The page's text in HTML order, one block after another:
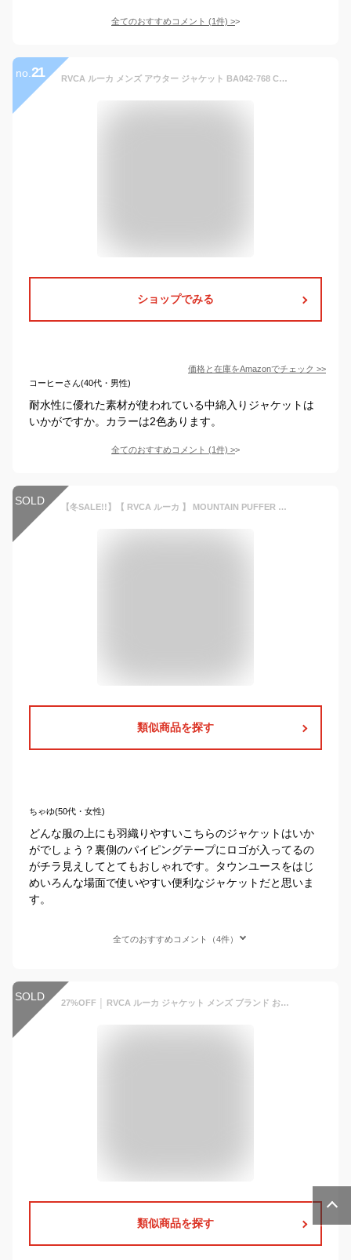
全てのおすすめコメント (1件) >
no. 21 RVCA ルーカ メンズ アウター ジャケット BA042-768 CAM L
ショップでみる
価格と在庫をAmazonでチェック >>
コーヒーさん(40代・男性)
耐水性に優れた素材が使われている中綿入りジャケットは
いかがですか。カラーは2色あります。
全てのおすすめコメント (1件) >
SOLD 【冬SALE!!】【 RVCA ルーカ 】 MOUNTAIN PUFFER JACKET 中綿 ジャケット BA042-762 / rvca アウター ルーカ ジャケット メンズ パーカー 中綿ジャケット 暖かい アウター 秋冬 トップス ロゴ テープ アウトドア ストリート カジュアル 20AW
類似商品を探す
ちゃゆ(50代・女性)
どんな服の上にも羽織りやすいこちらのジャケットはいか
がでしょう？裏側のパイピングテープにロゴが入ってるの
がチラ見えしてとてもおしゃれです。タウンユースをはじ
めいろんな場面で使いやすい便利なジャケットだと思いま
す。
全てのおすすめコメント（4件）
SOLD 27%OFF │ RVCA ルーカ ジャケット メンズ ブランド おしゃれ アウター ストリート サーフ サーフィン RVCA PUFFER JACKET BD042-782 23秋冬 ブラック ライトブルー ホワイト S M L XL 【evi】【SKU】
類似商品を探す